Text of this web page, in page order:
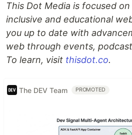
This Dot Media is focused
inclusive and educational
you up to date with
web through events,
To learn, visit thisdot.co.
The DEV Team PROMOTED